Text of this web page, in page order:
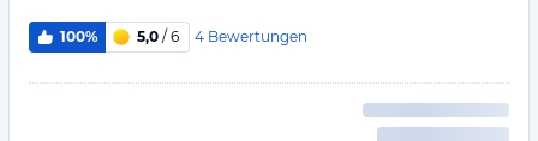
100% 5,0 / 6 4 Bewertungen